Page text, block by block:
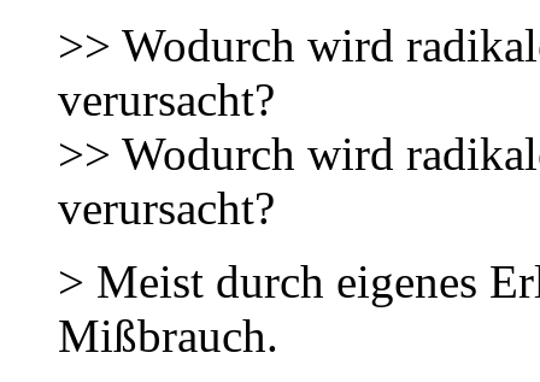
>> Wodurch wird
verursacht?
>> Wodurch wird
verursacht?
> Meist durch eigenes
Mißbrauch.